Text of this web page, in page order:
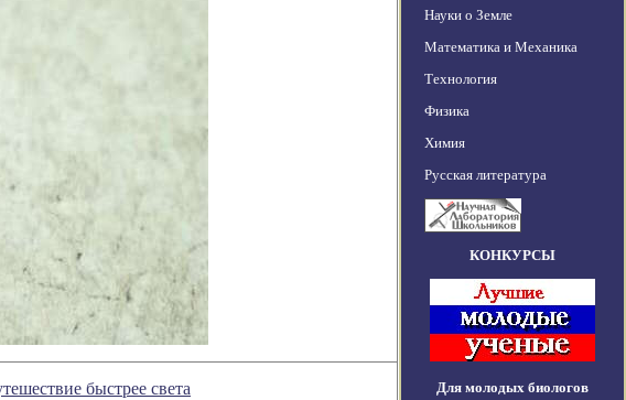
быстрее света
Науки о Земле
Математика и Механика
Технология
Физика
Химия
Русская литература
КОНКУРСЫ
Для молодых биологов